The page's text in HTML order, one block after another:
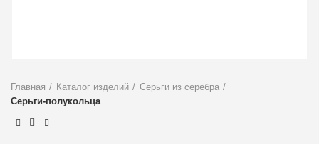
Главная Каталог изделий
Серьги из серебра
Серьги-полукольца